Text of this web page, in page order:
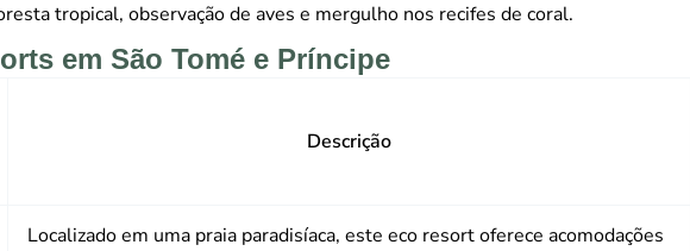
tropical, observação de aves e mergulho nos recifes de coral.
em São Tomé e Príncipe
Descrição
Localizado em uma praia paradisíaca, este eco resort oferece acomodações